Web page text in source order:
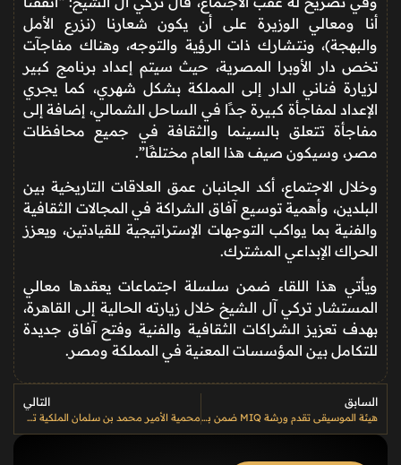
أنا ومعالي الوزيرة على أن يكون شعارنا (نزرع الأمل
والبهجة)، ونتشارك ذات الرؤية والتوجه، وهناك مفاجآت
تخص دار الأوبرا المصرية، حيث سيتم إعداد برنامج كبير
لزيارة فناني الدار إلى المملكة بشكل شهري، كما يجري
الإعداد لمفاجأة كبيرة جدًا في الساحل الشمالي، إضافة إلى
مفاجأة تتعلق بالسينما والثقافة في جميع محافظات
مصر، وسيكون صيف هذا العام مختلفًا”.
وخلال الاجتماع، أكد الجانبان عمق العلاقات التاريخية بين
البلدين، وأهمية توسيع آفاق الشراكة في المجالات الثقافية
والفنية بما يواكب التوجهات الإستراتيجية للقيادتين، ويعزز
الحراك الإبداعي المشترك.
ويأتي هذا اللقاء ضمن سلسلة اجتماعات يعقدها معالي
المستشار تركي آل الشيخ خلال زيارته الحالية إلى القاهرة،
بهدف تعزيز الشراكات الثقافية والفنية وفتح آفاق جديدة
للتكامل بين المؤسسات المعنية في المملكة ومصر.
السابق
هيئة الموسيقى تقدم ورشة MIQ ضمن برنامج بوصلة الموسيقى لتمكين الكفاءات وتطوير القطاع في المملكة
التالي
محمية الأمير محمد بن سلمان الملكية تحقق إنجازًا عالميًا بتتبع قطط الرمال عبر أطواق GPS